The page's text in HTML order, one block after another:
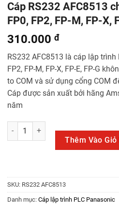
Cáp RS232 AFC8513
FP0, FP2, FP-M, FP-X,
310.000 đ
RS232 AFC8513 là cáp lập
FP2, FP-M, FP-X, FP-E, FP-G
to COM và sử dụng cổng COM
Cáp được sản xuất bởi hãng
năm
Cáp RS232 AFC8513 cho PLC
Thêm Vào Giỏ
SKU: RS232 AFC8513
Danh mục: Cáp lập trình PLC Panasonic